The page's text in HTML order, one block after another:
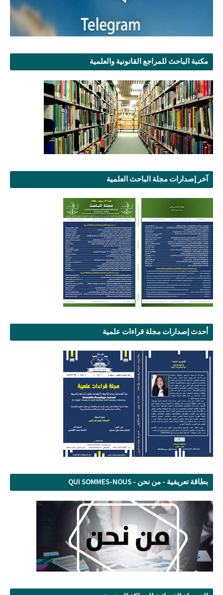
مكتبة الباحث للمراجع القانونية والعلمية
آخر إصدارات مجلة الباحث العلمية
أحدث إصدارات مجلة قراءات علمية
بطاقة تعريفية - من نحن - QUI SOMMES-NOUS